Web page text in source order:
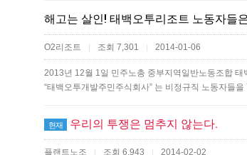
해고는 살인! 태백오투리조트 노동자들
O2리조트 조회 7,301 2014-01-06
2013년 12월 1일 민주노총 중부지역일반노동조합
“태백오투개발주민주식회사” 는 비정규직 노동자들
현재 우리의 투쟁은 멈추지 않는다.
플랜트노조 조회 6,943 2014-02-02